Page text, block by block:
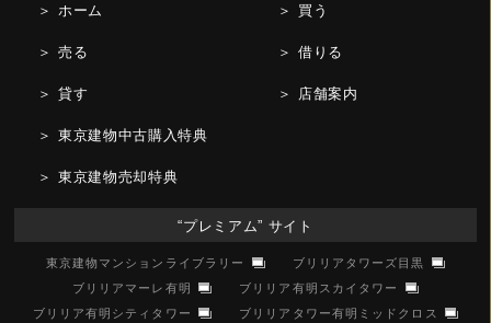
＞ ホーム ＞ 買う
＞ 売る ＞ 借りる
＞ 貸す ＞ 店舗案内
＞ 東京建物中古購入特典
＞ 東京建物売却特典
“プレミアム” サイト
東京建物マンションライブラリー
ブリリアタワーズ目黒
ブリリアマーレ有明
ブリリア有明スカイタワー
ブリリア有明シティタワー
ブリリアタワー有明ミッドクロス